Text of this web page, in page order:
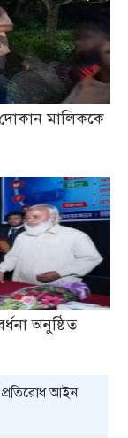
দোকান মালিককে
অনুষ্ঠিত
প্রতিরোধ আইন